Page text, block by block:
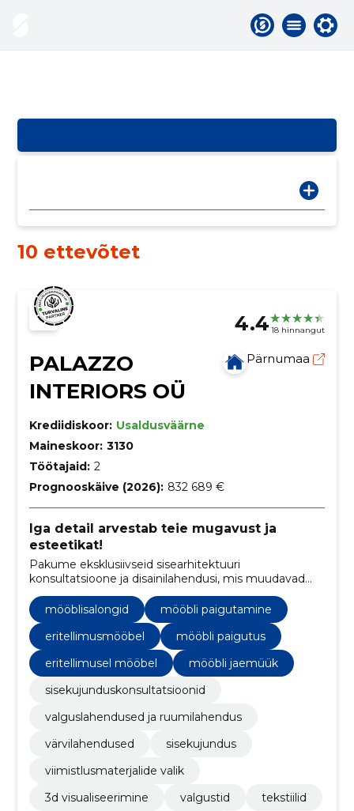
10 ettevõtet
4.4 18 hinnangut
PALAZZO
INTERIORS OÜ
Pärnumaa
Krediidiskoor: Usaldusväärne
Maineskoor: 3130
Töötajaid: 2
Prognooskäive (2026): 832 689 €
Iga detail arvestab teie mugavust ja
esteetikat!
Pakume eksklusiivseid sisearhitektuuri
konsultatsioone ja disainilahendusi, mis muudavad
kliendi unistuste ruumi reaalsuseks.
mööblisalongid
mööbli paigutamine
eritellimusmööbel
mööbli paigutus
eritellimusel mööbel
mööbli jaemüük
sisekujunduskonsultatsioonid
valguslahendused ja ruumilahendus
värvilahendused
sisekujundus
viimistlusmaterjalide valik
3d visualiseerimine
valgustid
tekstiilid